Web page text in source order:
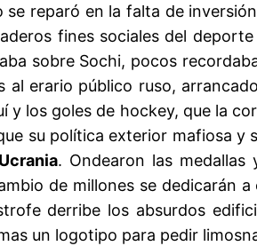
se reparó en la falta de
fines sociales del
sobre Sochi, pocos
al erario público ruso,
y los goles de hockey, que la
su política exterior mafiosa y
. Ondearon las medallas
de millones se dedicarán
derribe los absurdos
un logotipo para pedir